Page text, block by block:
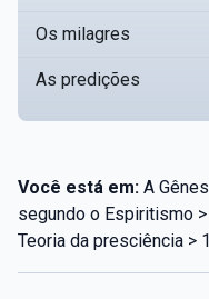
Os milagres
As predições
Você está em: A
segundo o Espiritismo
Teoria da presciência >